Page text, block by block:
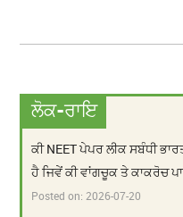
ਲੋਕ-ਰਾਇ
ਕੀ NEET ਪੇਪਰ ਲੀਕ ਸਬੰਧੀ
ਹੈ ਜਿਵੇਂ ਕੀ ਵਾਂਗਚੂਕ ਤੇ ਕਾਕਰੋਚ
Posted on:2026-07-20